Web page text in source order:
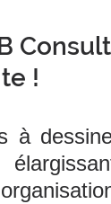
!
à